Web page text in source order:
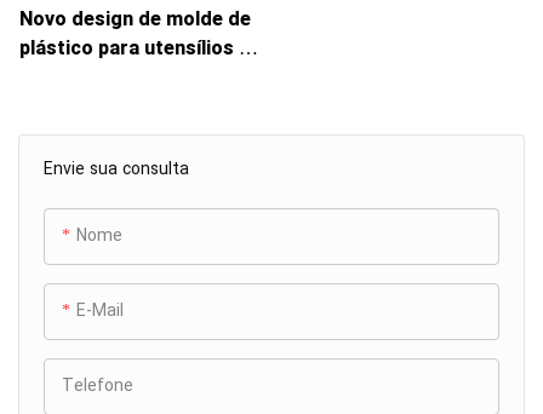
Envie sua consulta
Nome
E-Mail
Telefone
Novo design de molde de
plástico para utensílios de